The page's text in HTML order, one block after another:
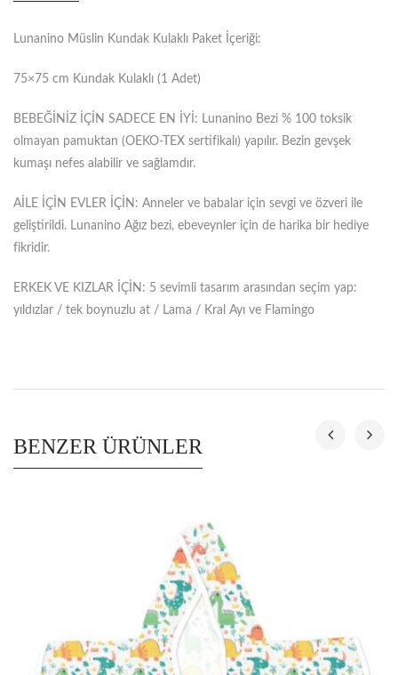
Lunanino Müslin Kundak Kulaklı Paket İçeriği:
75×75 cm Kundak Kulaklı (1 Adet)
BEBEĞİNİZ İÇİN SADECE EN İYİ: Lunanino Bezi % 100 toksik
olmayan pamuktan (OEKO-TEX sertifikalı) yapılır. Bezin gevşek
kumaşı nefes alabilir ve sağlamdır.
AİLE İÇİN EVLER İÇİN: Anneler ve babalar için sevgi ve özveri ile
geliştirildi. Lunanino Ağız bezi, ebeveynler için de harika bir hediye
fikridir.
ERKEK VE KIZLAR İÇİN: 5 sevimli tasarım arasından seçim yap:
yıldızlar / tek boynuzlu at / Lama / Kral Ayı ve Flamingo
BENZER ÜRÜNLER